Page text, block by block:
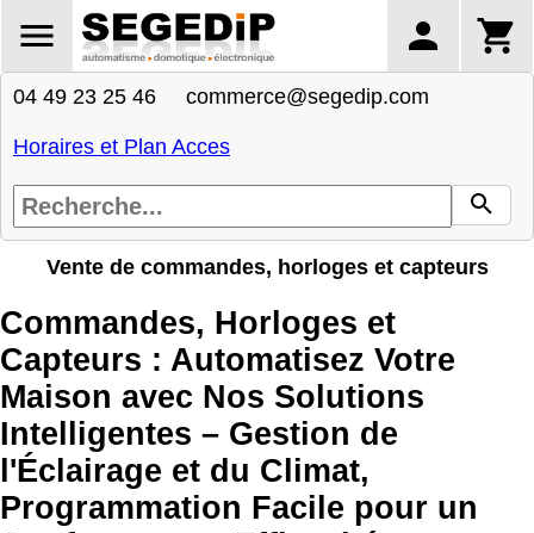
04 49 23 25 46 commerce@segedip.com
Horaires et Plan Acces
Vente de commandes, horloges et capteurs
Commandes, Horloges et
Capteurs : Automatisez Votre
Maison avec Nos Solutions
Intelligentes – Gestion de
l'Éclairage et du Climat,
Programmation Facile pour un